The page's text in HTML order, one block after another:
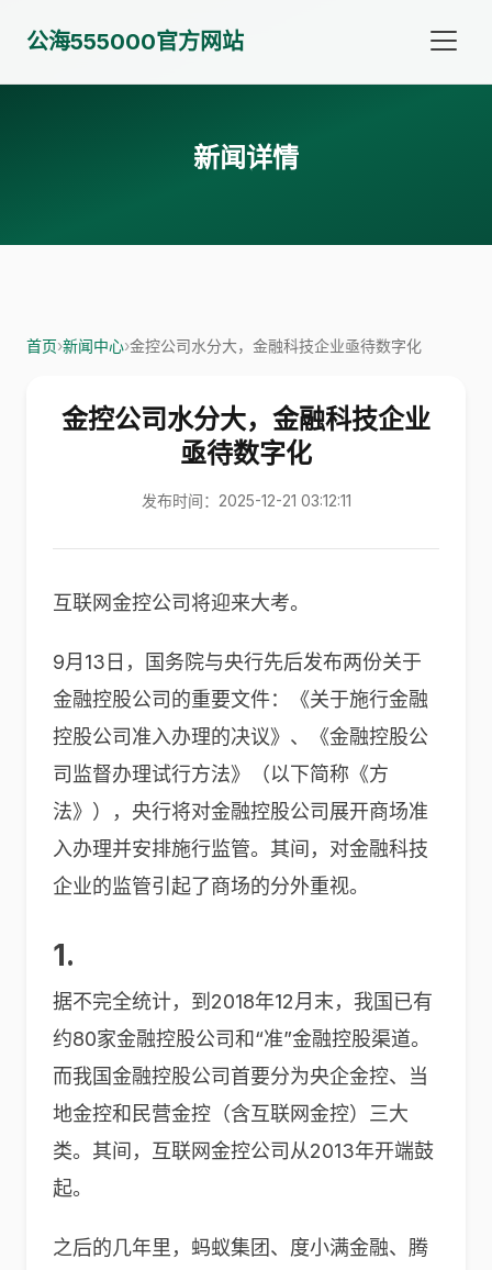
公海555000官方网站
新闻详情
首页›新闻中心›金控公司水分大，金融科技企业亟待数字化
金控公司水分大，金融科技企业
亟待数字化
发布时间：2025-12-21 03:12:11
互联网金控公司将迎来大考。
9月13日，国务院与央行先后发布两份关于
金融控股公司的重要文件：《关于施行金融
控股公司准入办理的决议》、《金融控股公
司监督办理试行方法》（以下简称《方
法》），央行将对金融控股公司展开商场准
入办理并安排施行监管。其间，对金融科技
企业的监管引起了商场的分外重视。
1.
据不完全统计，到2018年12月末，我国已有
约80家金融控股公司和“准”金融控股渠道。
而我国金融控股公司首要分为央企金控、当
地金控和民营金控（含互联网金控）三大
类。其间，互联网金控公司从2013年开端鼓
起。
之后的几年里，蚂蚁集团、度小满金融、腾